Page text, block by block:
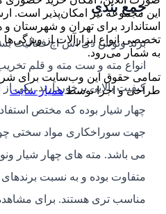
جمع بندی
برند ونوس دی اس اچ فعالیت
انواع مته و ست مته و قلم
کیفیت بالایی برخوردارند. یکی
چهار شیار بوده که مختص
جهت سوراخکاری مواد سختی
می باشد. مته های چهار شیار
متفاوت بوده و به نسبت
مناسب تری هستند. برای
این مجموعه نیز امکان‌پذیر است.
استاندارد برای تهران و شهرستان
تخصصی انواع ابزارآلات از
به شمار می‌رود.
تمامی حقوق این وب‌سایت برای
طراحی و اجرا توسطهمیار سایت